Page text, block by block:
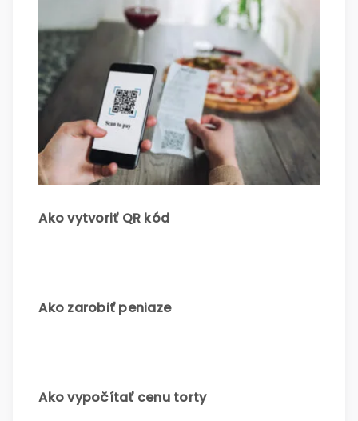
Ako vytvoriť QR kód
Ako zarobiť peniaze
Ako vypočítať cenu torty